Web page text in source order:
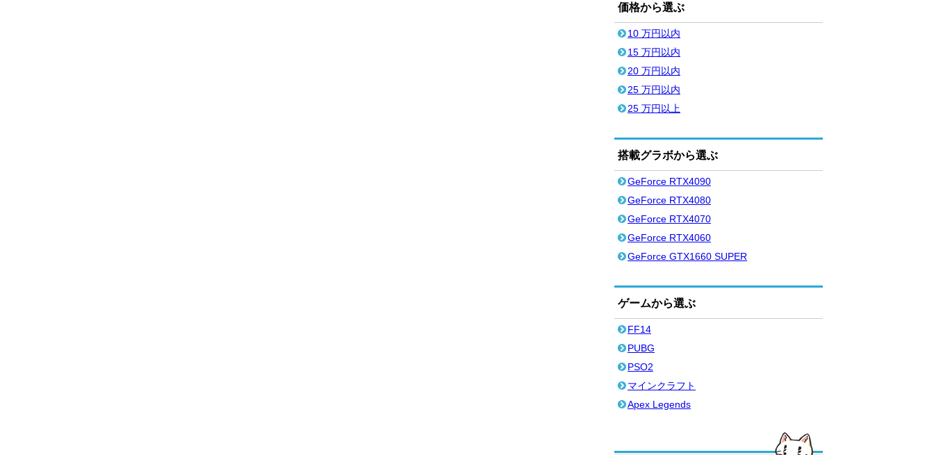
価格から選ぶ
10 万円以内
15 万円以内
20 万円以内
25 万円以内
25 万円以上
搭載グラボから選ぶ
GeForce RTX4090
GeForce RTX4080
GeForce RTX4070
GeForce RTX4060
GeForce GTX1660 SUPER
ゲームから選ぶ
FF14
PUBG
PSO2
マインクラフト
Apex Legends